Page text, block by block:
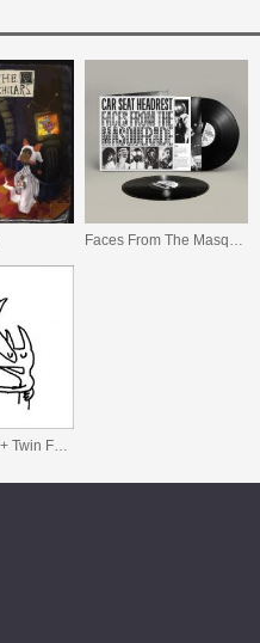
Faces From The Masquerade
Twin Fantasy + Twin Fantasy (Mirror To Mirror)